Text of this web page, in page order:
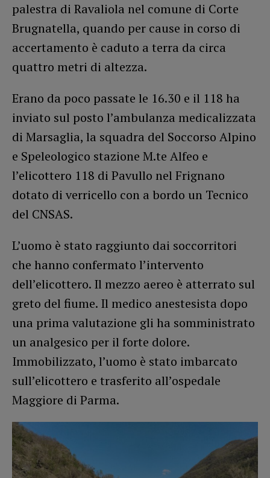
palestra di Ravaliola nel comune di Corte
Brugnatella, quando per cause in corso di
accertamento è caduto a terra da circa
quattro metri di altezza.
Erano da poco passate le 16.30 e il 118 ha
inviato sul posto l’ambulanza medicalizzata
di Marsaglia, la squadra del Soccorso Alpino
e Speleologico stazione M.te Alfeo e
l’elicottero 118 di Pavullo nel Frignano
dotato di verricello con a bordo un Tecnico
del CNSAS.
L’uomo è stato raggiunto dai soccorritori
che hanno confermato l’intervento
dell’elicottero. Il mezzo aereo è atterrato sul
greto del fiume. Il medico anestesista dopo
una prima valutazione gli ha somministrato
un analgesico per il forte dolore.
Immobilizzato, l’uomo è stato imbarcato
sull’elicottero e trasferito all’ospedale
Maggiore di Parma.